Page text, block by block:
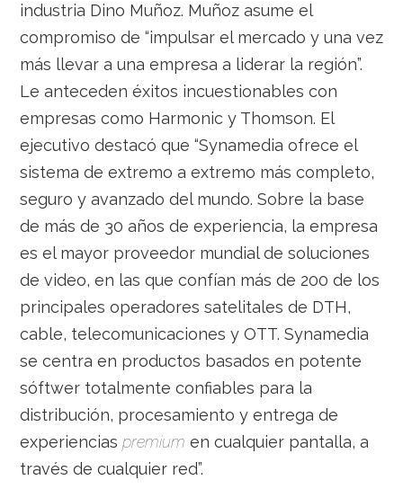
industria Dino Muñoz. Muñoz asume el
compromiso de “impulsar el mercado y una vez
más llevar a una empresa a liderar la región”.
Le anteceden éxitos incuestionables con
empresas como Harmonic y Thomson. El
ejecutivo destacó que “Synamedia ofrece el
sistema de extremo a extremo más completo,
seguro y avanzado del mundo. Sobre la base
de más de 30 años de experiencia, la empresa
es el mayor proveedor mundial de soluciones
de video, en las que confían más de 200 de los
principales operadores satelitales de DTH,
cable, telecomunicaciones y OTT. Synamedia
se centra en productos basados en potente
sóftwer totalmente confiables para la
distribución, procesamiento y entrega de
experiencias premium en cualquier pantalla, a
través de cualquier red”.